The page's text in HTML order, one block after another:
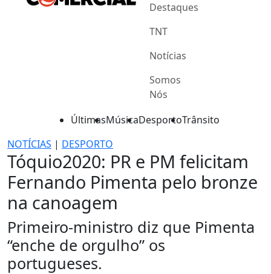
Destaques
TNT
Notícias
Somos
Nós
ÚltimasMúsicaDesportoTrânsito
NOTÍCIAS | DESPORTO
Tóquio2020: PR e PM felicitam
Fernando Pimenta pelo bronze
na canoagem
Primeiro-ministro diz que Pimenta
“enche de orgulho” os
portugueses.